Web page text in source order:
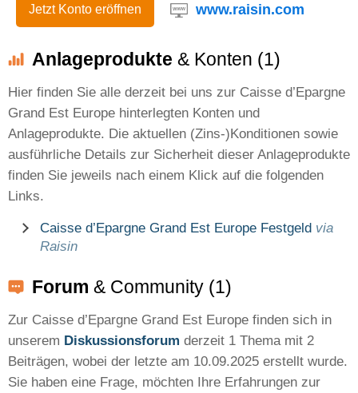
Jetzt Konto eröffnen www.raisin.com
Anlageprodukte & Konten (1)
Hier finden Sie alle derzeit bei uns zur Caisse d’Epargne
Grand Est Europe hinterlegten Konten und
Anlageprodukte. Die aktuellen (Zins-)Konditionen sowie
ausführliche Details zur Sicherheit dieser Anlageprodukte
finden Sie jeweils nach einem Klick auf die folgenden
Links.
Caisse d’Epargne Grand Est Europe Festgeld via
Raisin
Forum & Community (1)
Zur Caisse d’Epargne Grand Est Europe finden sich in
unserem Diskussionsforum derzeit 1 Thema mit 2
Beiträgen, wobei der letzte am 10.09.2025 erstellt wurde.
Sie haben eine Frage, möchten Ihre Erfahrungen zur